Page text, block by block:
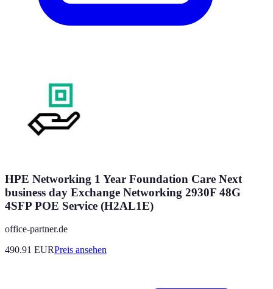
HPE Networking 1 Year Foundation Care Next
business day Exchange Networking 2930F 48G
4SFP POE Service (H2AL1E)
office-partner.de
490.91 EURPreis ansehen